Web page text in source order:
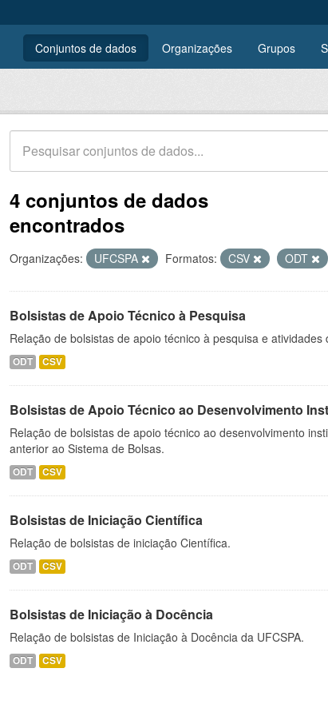
Conjuntos de dados Organizações Grupos
4 conjuntos de dados
encontrados
Organizações: UFCSPA Formatos: CSV ODT
Bolsistas de Apoio Técnico à Pesquisa
Relação de bolsistas de apoio técnico à pesquisa e atividades
ODT CSV
Bolsistas de Apoio Técnico ao Desenvolvimento
Relação de bolsistas de apoio técnico ao desenvolvimento
anterior ao Sistema de Bolsas.
ODT CSV
Bolsistas de Iniciação Científica
Relação de bolsistas de iniciação Científica.
ODT CSV
Bolsistas de Iniciação à Docência
Relação de bolsistas de Iniciação à Docência da UFCSPA.
ODT CSV